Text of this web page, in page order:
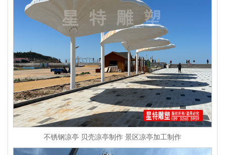
不锈钢凉亭 贝壳凉亭制作 景区凉亭加工制作